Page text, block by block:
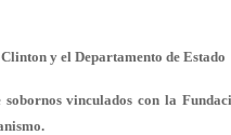
y el Departamento de Estado
vinculados con la